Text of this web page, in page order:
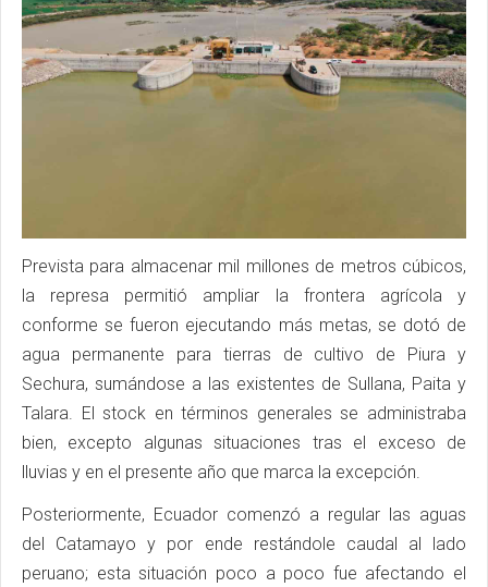
Prevista para almacenar mil millones de metros cúbicos,
la represa permitió ampliar la frontera agrícola y
conforme se fueron ejecutando más metas, se dotó de
agua permanente para tierras de cultivo de Piura y
Sechura, sumándose a las existentes de Sullana, Paita y
Talara. El stock en términos generales se administraba
bien, excepto algunas situaciones tras el exceso de
lluvias y en el presente año que marca la excepción.
Posteriormente, Ecuador comenzó a regular las aguas
del Catamayo y por ende restándole caudal al lado
peruano; esta situación poco a poco fue afectando el